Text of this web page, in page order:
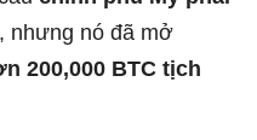
, nhưng nó đã mở
200,000 BTC tịch